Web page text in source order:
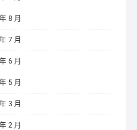
8 月
7 月
6 月
5 月
3 月
2 月